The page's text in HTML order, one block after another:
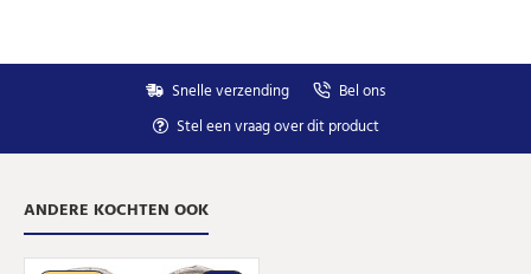
Snelle verzending
Bel ons
Stel een vraag over dit product
ANDERE KOCHTEN OOK